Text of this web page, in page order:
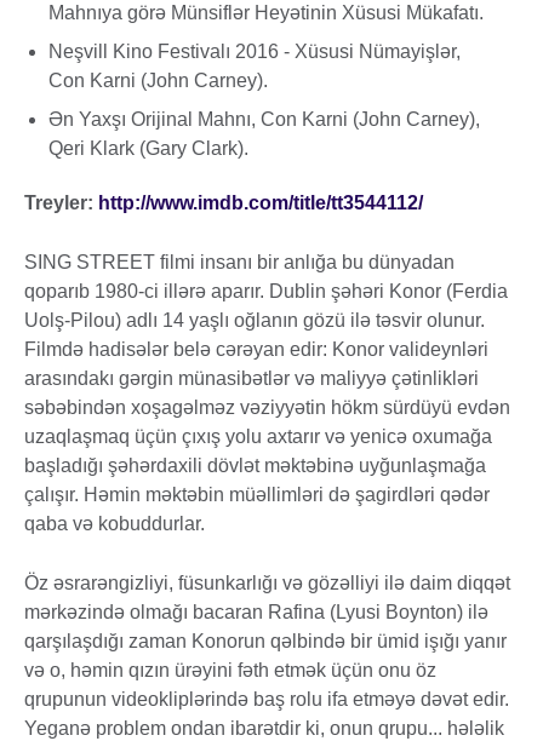
Mahnıya görə Münsiflər Heyətinin Xüsusi Mükafatı.
Neşvill Kino Festivalı 2016 - Xüsusi Nümayişlər,
Con Karni (John Carney).
Ən Yaxşı Orijinal Mahnı, Con Karni (John Carney),
Qeri Klark (Gary Clark).
Treyler: http://www.imdb.com/title/tt3544112/
SING STREET filmi insanı bir anlığa bu dünyadan
qoparıb 1980-ci illərə aparır. Dublin şəhəri Konor (Ferdia
Uolş-Pilou) adlı 14 yaşlı oğlanın gözü ilə təsvir olunur.
Filmdə hadisələr belə cərəyan edir: Konor valideynləri
arasındakı gərgin münasibətlər və maliyyə çətinlikləri
səbəbindən xoşagəlməz vəziyyətin hökm sürdüyü evdən
uzaqlaşmaq üçün çıxış yolu axtarır və yenicə oxumağa
başladığı şəhərdaxili dövlət məktəbinə uyğunlaşmağa
çalışır. Həmin məktəbin müəllimləri də şagirdləri qədər
qaba və kobuddurlar.
Öz əsrarəngizliyi, füsunkarlığı və gözəlliyi ilə daim diqqət
mərkəzində olmağı bacaran Rafina (Lyusi Boynton) ilə
qarşılaşdığı zaman Konorun qəlbində bir ümid işığı yanır
və o, həmin qızın ürəyini fəth etmək üçün onu öz
qrupunun videokliplərində baş rolu ifa etməyə dəvət edir.
Yeganə problem ondan ibarətdir ki, onun qrupu... hələlik